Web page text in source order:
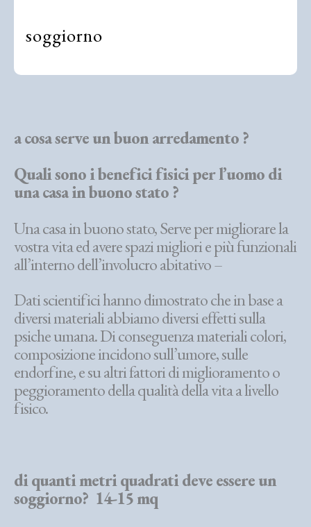
soggiorno
a cosa serve un buon arredamento ?
Quali sono i benefici fisici per l’uomo di
una casa in buono stato ?
Una casa in buono stato, Serve per migliorare la
vostra vita ed avere spazi migliori e più funzionali
all’interno dell’involucro abitativo –
Dati scientifici hanno dimostrato che in base a
diversi materiali abbiamo diversi effetti sulla
psiche umana. Di conseguenza materiali colori,
composizione incidono sull’umore, sulle
endorfine, e su altri fattori di miglioramento o
peggioramento della qualità della vita a livello
fisico.
di quanti metri quadrati deve essere un
soggiorno? 14-15 mq